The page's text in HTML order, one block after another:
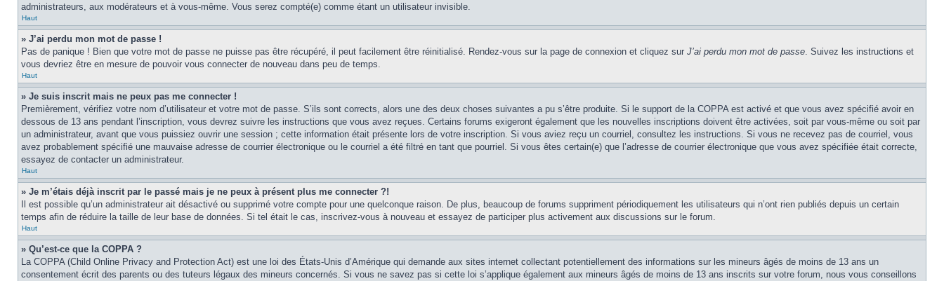
administrateurs, aux modérateurs et à vous-même. Vous serez compté(e) comme étant un utilisateur invisible.
Haut
» J’ai perdu mon mot de passe !
Pas de panique ! Bien que votre mot de passe ne puisse pas être récupéré, il peut facilement être réinitialisé. Rendez-vous sur la page de connexion et cliquez sur J’ai perdu mon mot de passe. Suivez les instructions et
vous devriez être en mesure de pouvoir vous connecter de nouveau dans peu de temps.
Haut
» Je suis inscrit mais ne peux pas me connecter !
Premièrement, vérifiez votre nom d’utilisateur et votre mot de passe. S’ils sont corrects, alors une des deux choses suivantes a pu s’être produite. Si le support de la COPPA est activé et que vous avez spécifié avoir en
dessous de 13 ans pendant l’inscription, vous devrez suivre les instructions que vous avez reçues. Certains forums exigeront également que les nouvelles inscriptions doivent être activées, soit par vous-même ou soit par
un administrateur, avant que vous puissiez ouvrir une session ; cette information était présente lors de votre inscription. Si vous aviez reçu un courriel, consultez les instructions. Si vous ne recevez pas de courriel, vous
avez probablement spécifié une mauvaise adresse de courrier électronique ou le courriel a été filtré en tant que pourriel. Si vous êtes certain(e) que l’adresse de courrier électronique que vous avez spécifiée était correcte,
essayez de contacter un administrateur.
Haut
» Je m’étais déjà inscrit par le passé mais je ne peux à présent plus me connecter ?!
Il est possible qu’un administrateur ait désactivé ou supprimé votre compte pour une quelconque raison. De plus, beaucoup de forums suppriment périodiquement les utilisateurs qui n’ont rien publiés depuis un certain
temps afin de réduire la taille de leur base de données. Si tel était le cas, inscrivez-vous à nouveau et essayez de participer plus activement aux discussions sur le forum.
Haut
» Qu’est-ce que la COPPA ?
La COPPA (Child Online Privacy and Protection Act) est une loi des États-Unis d’Amérique qui demande aux sites internet collectant potentiellement des informations sur les mineurs âgés de moins de 13 ans un
consentement écrit des parents ou des tuteurs légaux des mineurs concernés. Si vous ne savez pas si cette loi s’applique également aux mineurs âgés de moins de 13 ans inscrits sur votre forum, nous vous conseillons